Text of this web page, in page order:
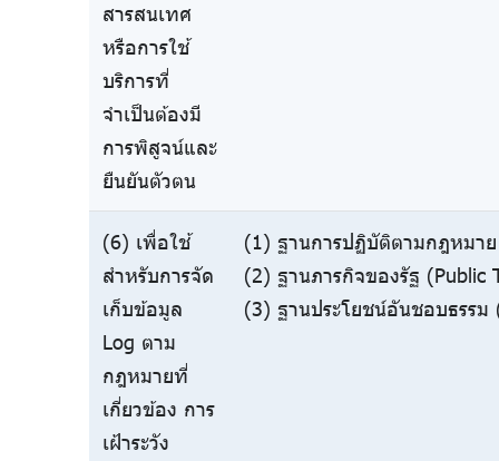
สารสนเทศ
หรือการใช้
บริการที่
จำเป็นต้องมี
การพิสูจน์และ
ยืนยันตัวตน
(6) เพื่อใช้
สำหรับการจัด
เก็บข้อมูล
Log ตาม
กฎหมายที่
เกี่ยวข้อง การ
เฝ้าระวัง
(1) ฐานการปฏิบัติตามกฎหมา
(2) ฐานภารกิจของรัฐ (Public
(3) ฐานประโยชน์อันชอบธรรม